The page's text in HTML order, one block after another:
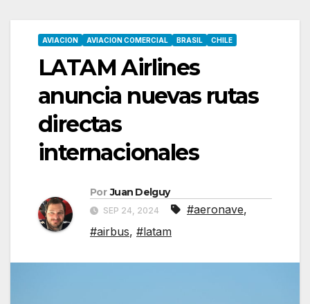
AVIACION AVIACION COMERCIAL BRASIL CHILE
LATAM Airlines
anuncia nuevas rutas
directas
internacionales
Por Juan Delguy
SEP 24, 2024 #aeronave,
#airbus, #latam